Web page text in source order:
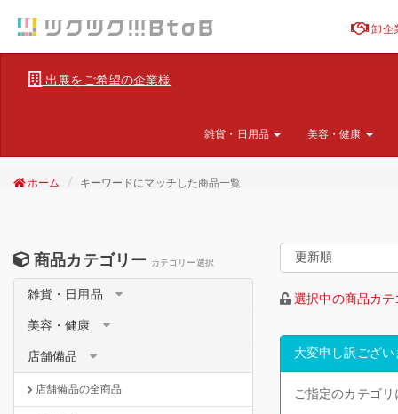
卸企
出展をご希望の企業様
雑貨・日用品 美容・健康
ホーム キーワードにマッチした商品一覧
商品カテゴリー カテゴリー選択
雑貨・日用品
美容・健康
店舗備品
店舗備品の全商品
選択中の商品カ
大変申し訳ござい
ご指定のカテゴ